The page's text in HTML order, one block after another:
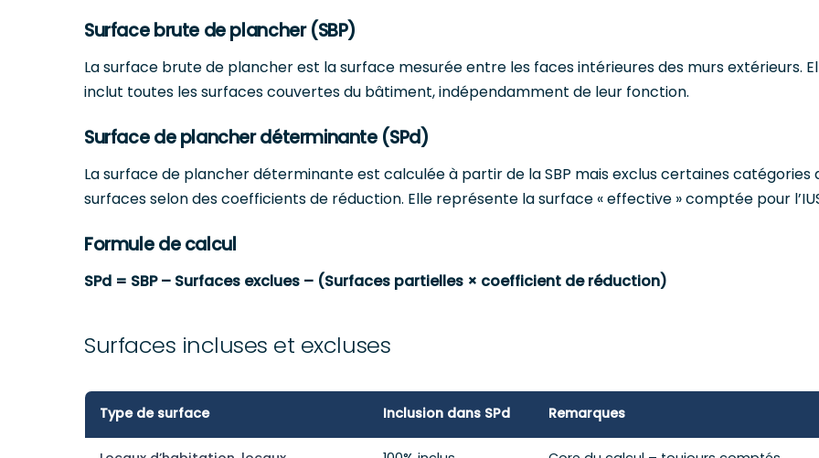
Surface brute de plancher (SBP)
La surface brute de plancher est la surface mesurée entre les faces intérieures des murs extérieurs.
inclut toutes les surfaces couvertes du bâtiment, indépendamment de leur fonction.
Surface de plancher déterminante (SPd)
La surface de plancher déterminante est calculée à partir de la SBP mais exclus certaines catégories
surfaces selon des coefficients de réduction. Elle représente la surface « effective » comptée pour
Formule de calcul
SPd = SBP – Surfaces exclues – (Surfaces partielles × coefficient de réduction)
Surfaces incluses et excluses
Type de surface Inclusion dans SPd Remarques